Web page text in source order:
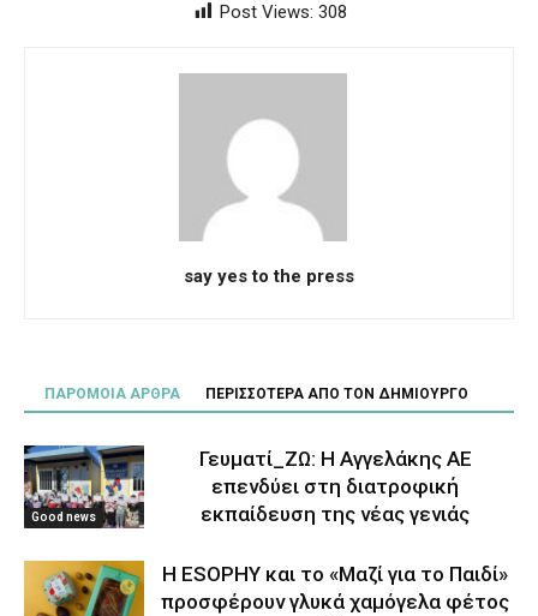
Post Views: 308
say yes to the press
ΠΑΡΟΜΟΙΑ ΑΡΘΡΑ ΠΕΡΙΣΣΟΤΕΡΑ ΑΠΟ ΤΟΝ ΔΗΜΙΟΥΡΓΟ
Good news
Γευματί_ΖΩ: Η Αγγελάκης ΑΕ
επενδύει στη διατροφική
εκπαίδευση της νέας γενιάς
Η ESOPHY και το «Μαζί για το Παιδί»
προσφέρουν γλυκά χαμόγελα φέτος